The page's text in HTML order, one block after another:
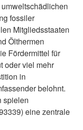
fossiler
Mitgliedsstaaten
Ölthermen
Fördermittel für
oder viel mehr
in
belohnt.
spielen
eine zentrale